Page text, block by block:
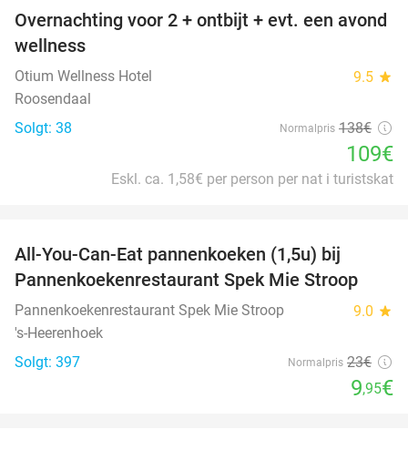
21%
Overnachting voor 2 + ontbijt + evt. een avond
wellness
Otium Wellness Hotel 9.5 star
Roosendaal
Solgt: 38
Normalpris 138€
109€
Eskl. ca. 1,58€ per person per nat i turistskat
All-You-Can-Eat pannenkoeken (1,5u) bij
Pannenkoekenrestaurant Spek Mie Stroop
Pannenkoekenrestaurant Spek Mie Stroop 9.0 star
's-Heerenhoek
Solgt: 397
Normalpris 23€
9,95€